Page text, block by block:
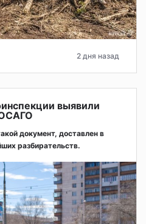
2 дня назад
выявили
документ, доставлен в
разбирательств.